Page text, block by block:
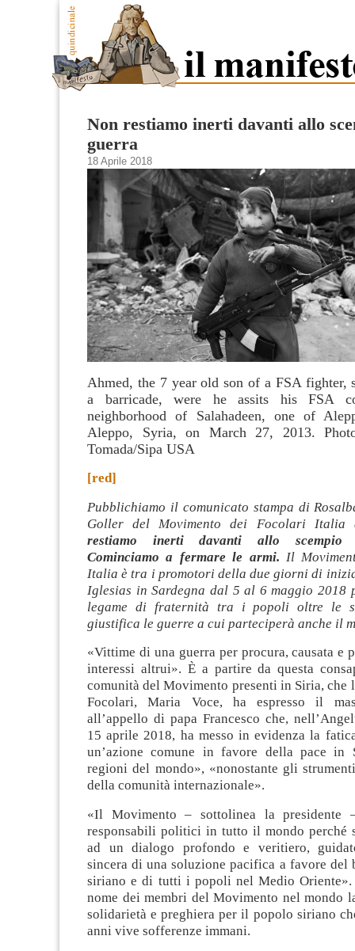
Non restiamo inerti davanti allo
guerra
18 Aprile 2018
Ahmed, the 7 year old son of a FSA fighter,
a barricade, were he assits his FSA
neighborhood of Salahadeen, one of
Aleppo, Syria, on March 27, 2013.
Tomada/Sipa USA
[red]
Pubblichiamo il comunicato stampa di
Goller del Movimento dei Focolari
restiamo inerti davanti allo scempio
Cominciamo a fermare le armi. Il
Italia è tra i promotori della due giorni di
Iglesias in Sardegna dal 5 al 6 maggio 2018
legame di fraternità tra i popoli oltre le
giustifica le guerre a cui parteciperà anche il
«Vittime di una guerra per procura, causata e
interessi altrui». È a partire da questa
comunità del Movimento presenti in Siria, che
Focolari, Maria Voce, ha espresso il
all’appello di papa Francesco che,
15 aprile 2018, ha messo in evidenza la
un’azione comune in favore della pace
regioni del mondo», «nonostante gli
della comunità internazionale».
«Il Movimento – sottolinea la presidente
responsabili politici in tutto il mondo perché
ad un dialogo profondo e veritiero,
sincera di una soluzione pacifica a favore del
siriano e di tutti i popoli nel Medio
nome dei membri del Movimento nel mondo
solidarietà e preghiera per il popolo siriano
anni vive sofferenze immani.